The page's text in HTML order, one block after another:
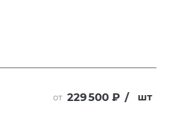
от 229 500 ₽ / шт